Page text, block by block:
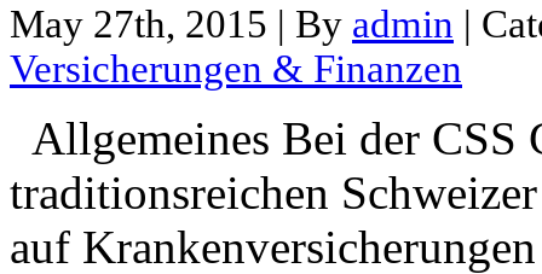
May 27th, 2015 | By admin |
Versicherungen & Finanzen
Allgemeines Bei der CSS
traditionsreichen
auf